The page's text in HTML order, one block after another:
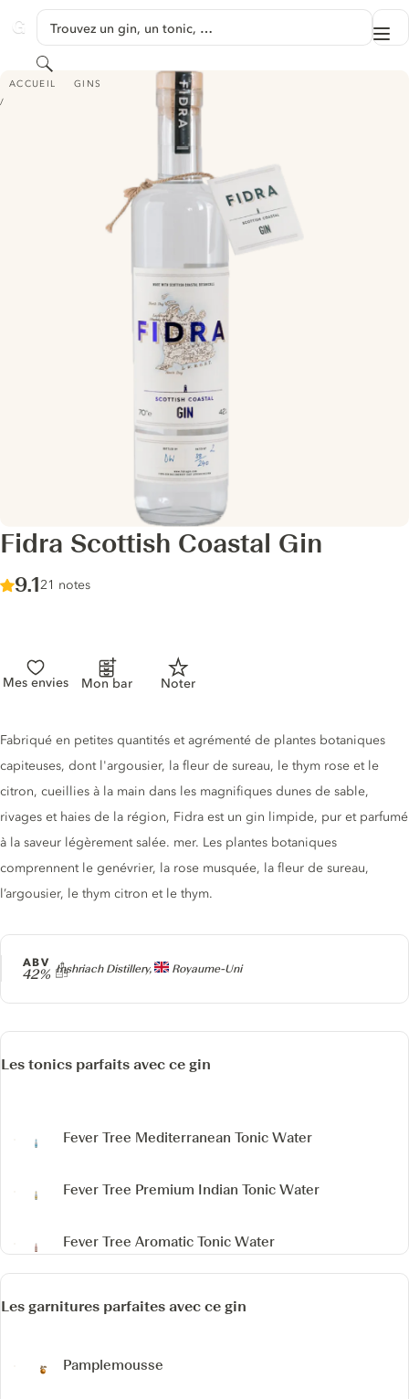
GINVENTORY
Trouvez un gin, un tonic, …
Rechercher
ACCUEIL GINS
FIDRA SCOTTISH COASTAL GIN
Fidra Scottish Coastal Gin
Score :
9.1/ 10
21 notes
Mes envies Mon bar Noter
Producteur
Inshriach Distillery, Royaume-Uni
ABV
42%
Description du gin
Fabriqué en petites quantités et agrémenté de plantes botaniques
capiteuses, dont l'argousier, la fleur de sureau, le thym rose et le
citron, cueillies à la main dans les magnifiques dunes de sable,
rivages et haies de la région, Fidra est un gin limpide, pur et parfumé
à la saveur légèrement salée. mer. Les plantes botaniques
comprennent le genévrier, la rose musquée, la fleur de sureau,
l’argousier, le thym citron et le thym.
Les tonics parfaits avec ce gin
Fever Tree Mediterranean Tonic Water
Fever Tree Premium Indian Tonic Water
Fever Tree Aromatic Tonic Water
Les garnitures parfaites avec ce gin
Pamplemousse